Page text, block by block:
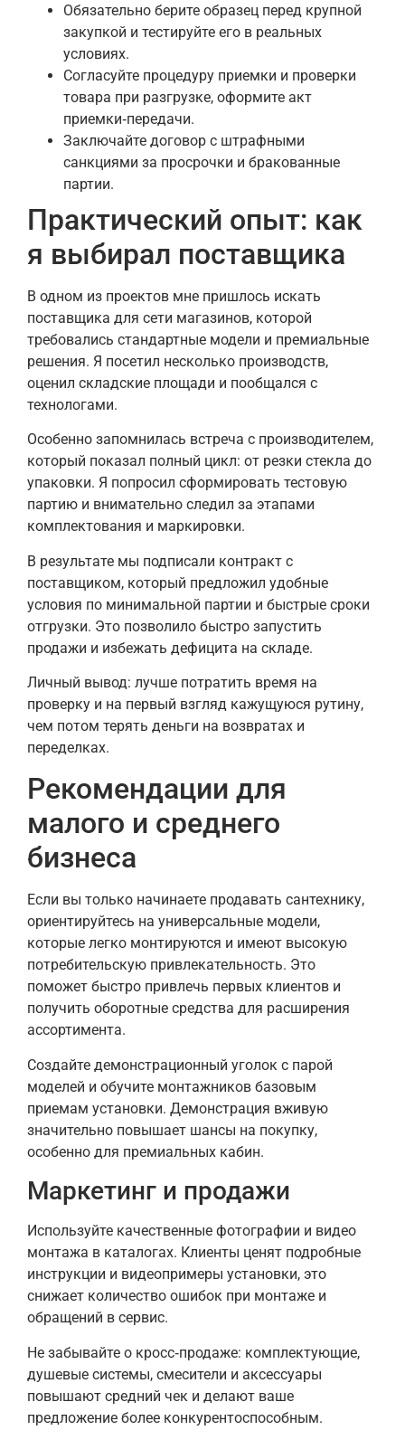
Обязательно берите образец перед крупной
закупкой и тестируйте его в реальных
условиях.
Согласуйте процедуру приемки и проверки
товара при разгрузке, оформите акт
приемки‑передачи.
Заключайте договор с штрафными
санкциями за просрочки и бракованные
партии.
Практический опыт: как
я выбирал поставщика
В одном из проектов мне пришлось искать
поставщика для сети магазинов, которой
требовались стандартные модели и премиальные
решения. Я посетил несколько производств,
оценил складские площади и пообщался с
технологами.
Особенно запомнилась встреча с производителем,
который показал полный цикл: от резки стекла до
упаковки. Я попросил сформировать тестовую
партию и внимательно следил за этапами
комплектования и маркировки.
В результате мы подписали контракт с
поставщиком, который предложил удобные
условия по минимальной партии и быстрые сроки
отгрузки. Это позволило быстро запустить
продажи и избежать дефицита на складе.
Личный вывод: лучше потратить время на
проверку и на первый взгляд кажущуюся рутину,
чем потом терять деньги на возвратах и
переделках.
Рекомендации для
малого и среднего
бизнеса
Если вы только начинаете продавать сантехнику,
ориентируйтесь на универсальные модели,
которые легко монтируются и имеют высокую
потребительскую привлекательность. Это
поможет быстро привлечь первых клиентов и
получить оборотные средства для расширения
ассортимента.
Создайте демонстрационный уголок с парой
моделей и обучите монтажников базовым
приемам установки. Демонстрация вживую
значительно повышает шансы на покупку,
особенно для премиальных кабин.
Маркетинг и продажи
Используйте качественные фотографии и видео
монтажа в каталогах. Клиенты ценят подробные
инструкции и видеопримеры установки, это
снижает количество ошибок при монтаже и
обращений в сервис.
Не забывайте о кросс‑продаже: комплектующие,
душевые системы, смесители и аксессуары
повышают средний чек и делают ваше
предложение более конкурентоспособным.